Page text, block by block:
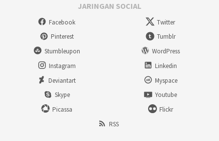
JARINGAN SOCIAL
Facebook
Twitter
Pinterest
Tumblr
Stumbleupon
WordPress
Instagram
Linkedin
Deviantart
Myspace
Skype
Youtube
Picassa
Flickr
RSS